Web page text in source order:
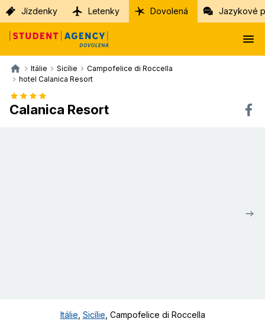
Jízdenky Letenky Dovolená Jazykové
Itálie Sicílie
Campofelice di Roccella
hotel Calanica Resort
Calanica Resort
Itálie Sicílie Campofelice di Roccella